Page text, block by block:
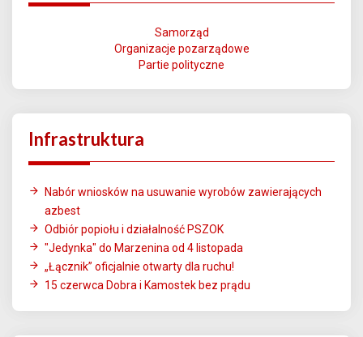
Samorząd
Organizacje pozarządowe
Partie polityczne
Infrastruktura
Nabór wniosków na usuwanie wyrobów zawierających
azbest
Odbiór popiołu i działalność PSZOK
"Jedynka" do Marzenina od 4 listopada
„Łącznik” oficjalnie otwarty dla ruchu!
15 czerwca Dobra i Kamostek bez prądu